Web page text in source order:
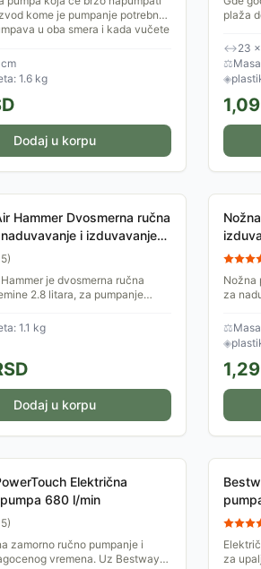
kome je pumpanje potrebno.
u oba smera i kada vučete
1.6 kg
Dodaj u korpu
plaža
za
↔23
⚖
◈
Hammer Dvosmerna ručna
i izduvavanje
)
je dvosmerna ručna
2.8 litara, za pumpanje
1.1 kg
Dodaj u korpu
Nožna
za
⚖
◈
Električna
680 l/min
)
zamorno ručno pumpanje i
vremena. Uz Bestway
za